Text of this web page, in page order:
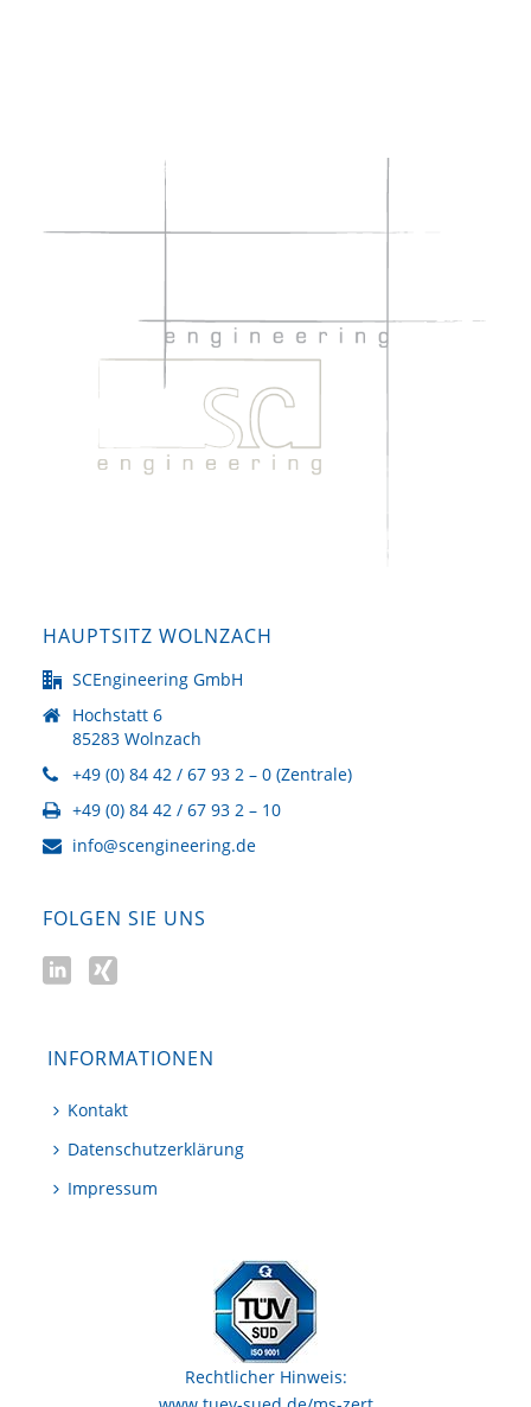
HAUPTSITZ WOLNZACH
SCEngineering GmbH
Hochstatt 6
85283 Wolnzach
+49 (0) 84 42 / 67 93 2 – 0 (Zentrale)
+49 (0) 84 42 / 67 93 2 – 10
info@scengineering.de
FOLGEN SIE UNS
INFORMATIONEN
Kontakt
Datenschutzerklärung
Impressum
Rechtlicher Hinweis: